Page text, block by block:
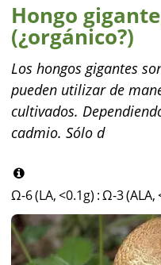
Hongo
(¿orgánico?)
Los hongos gigantes
pueden utilizar de
cultivados.
cadmio. Sólo d
Ω-6 (LA, <0.1g) :Ω-3 (ALA,